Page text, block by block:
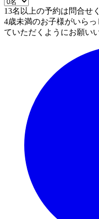
13名以上の予約は問合せ
4歳未満のお子様がいら
ていただくようにお願い